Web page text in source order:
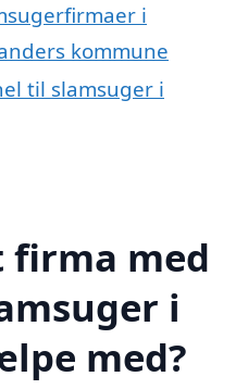
i
kommune
til slamsuger i
firma med
i
med?